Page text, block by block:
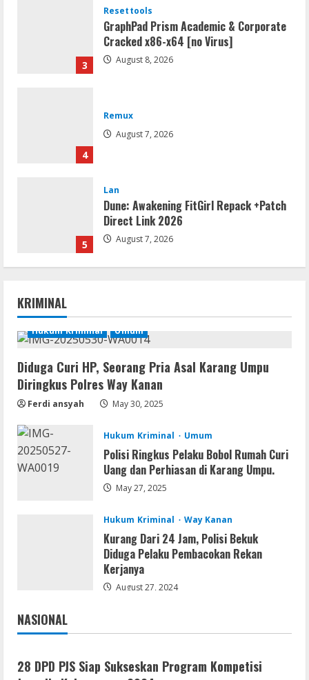
3
Resettools
GraphPad Prism Academic & Corporate
Cracked x86-x64 [no Virus]
August 8, 2026
4
Remux
August 7, 2026
5
Lan
Dune: Awakening FitGirl Repack +Patch
Direct Link 2026
August 7, 2026
1 August 8, 2026
Resettools
Vpn One Click Cracked x86-x64 [no
Virus]
Resettools
GraphPad Prism Academic & Corporate
Cracked x86-x64 [no Virus]
Remux
August 7, 2026
Direct Link 2026
KRIMINAL
Hukum Kriminal Umum
Diduga Curi HP, Seorang Pria Asal Karang Umpu
Diringkus Polres Way Kanan
Ferdi ansyah May 30, 2025
Hukum Kriminal Umum
Polisi Ringkus Pelaku Bobol Rumah Curi
Uang dan Perhiasan di Karang Umpu.
May 27, 2025
Hukum Kriminal Way Kanan
Kurang Dari 24 Jam, Polisi Bekuk
Diduga Pelaku Pembacokan Rekan
Kerjanya
August 27, 2024
NASIONAL
Jakarta
28 DPD PJS Siap Sukseskan Program Kompetisi